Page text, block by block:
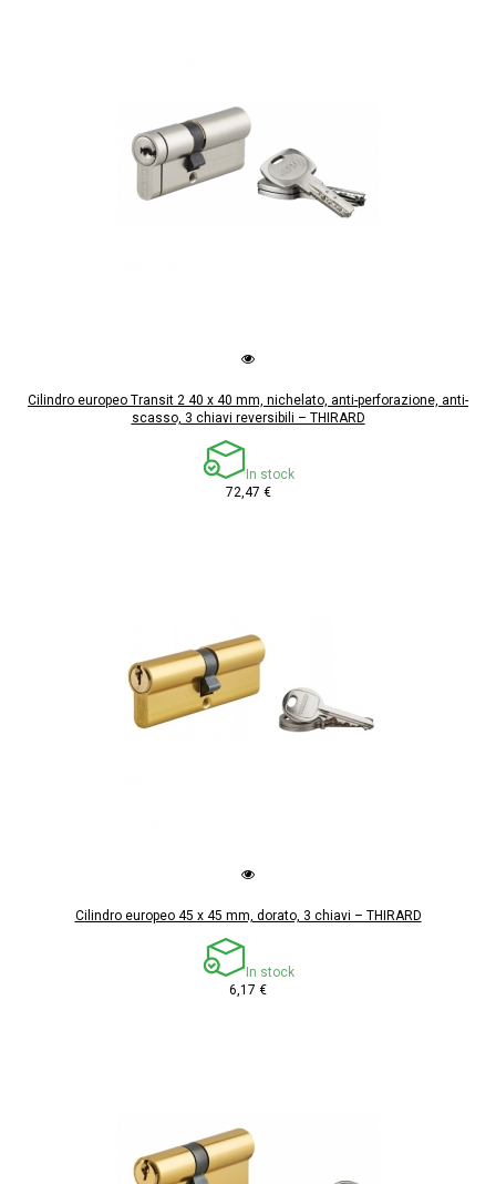
Cilindro europeo Transit 2 40 x 40 mm, nichelato, anti-perforazione, anti-
scasso, 3 chiavi reversibili – THIRARD
In stock
72,47 €
Cilindro europeo 45 x 45 mm, dorato, 3 chiavi – THIRARD
In stock
6,17 €